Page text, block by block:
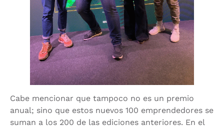
Cabe mencionar que tampoco no es un premio
anual; sino que estos nuevos 100 emprendedores se
suman a los 200 de las ediciones anteriores. En el